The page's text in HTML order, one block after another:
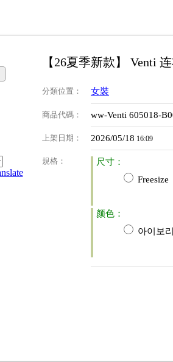
【26夏季新款】 Venti
分類位置 ： 女裝
商品代碼 ： ww-Venti 605018-
上架日期 ： 2026/05/18 16:09
規格 ：
尺寸：
Freesize
颜色：
아이보